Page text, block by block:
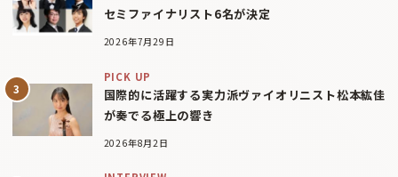
セミファイナリスト6名が決定
2026年7月29日
PICK UP
国際的に活躍する実力派ヴァイオリニスト松本紘佳
が奏でる極上の響き
2026年8月2日